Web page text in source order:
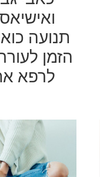
תנועה
הזמן
לרפא